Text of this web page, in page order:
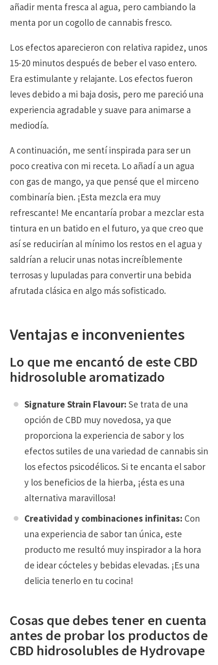
añadir menta fresca al agua, pero cambiando la
menta por un cogollo de cannabis fresco.
Los efectos aparecieron con relativa rapidez, unos
15-20 minutos después de beber el vaso entero.
Era estimulante y relajante. Los efectos fueron
leves debido a mi baja dosis, pero me pareció una
experiencia agradable y suave para animarse a
mediodía.
A continuación, me sentí inspirada para ser un
poco creativa con mi receta. Lo añadí a un agua
con gas de mango, ya que pensé que el mirceno
combinaría bien. ¡Esta mezcla era muy
refrescante! Me encantaría probar a mezclar esta
tintura en un batido en el futuro, ya que creo que
así se reducirían al mínimo los restos en el agua y
saldrían a relucir unas notas increíblemente
terrosas y lupuladas para convertir una bebida
afrutada clásica en algo más sofisticado.
Ventajas e inconvenientes
Lo que me encantó de este CBD
hidrosoluble aromatizado
Signature Strain Flavour: Se trata de una
opción de CBD muy novedosa, ya que
proporciona la experiencia de sabor y los
efectos sutiles de una variedad de cannabis sin
los efectos psicodélicos. Si te encanta el sabor
y los beneficios de la hierba, ¡ésta es una
alternativa maravillosa!
Creatividad y combinaciones infinitas: Con
una experiencia de sabor tan única, este
producto me resultó muy inspirador a la hora
de idear cócteles y bebidas elevadas. ¡Es una
delicia tenerlo en tu cocina!
Cosas que debes tener en cuenta
antes de probar los productos de
CBD hidrosolubles de Hydrovape